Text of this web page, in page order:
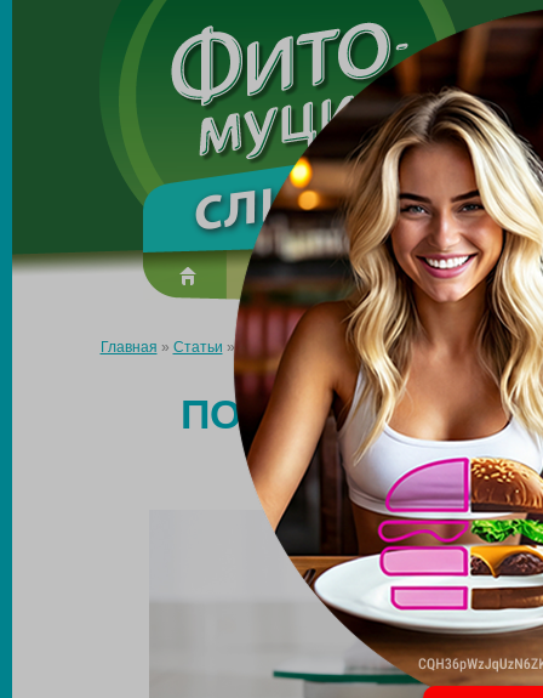
Made in the UK
О препарате Усиль эффект
Главная » Статьи »Похудение до стройной талии: как
ПОХУДЕНИЕ ДО